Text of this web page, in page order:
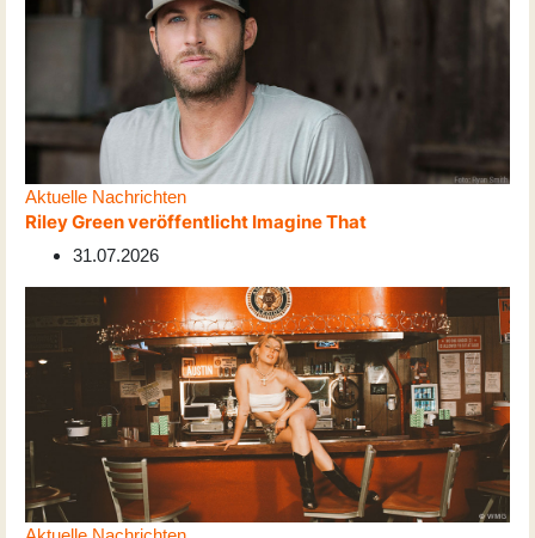
Aktuelle Nachrichten
Riley Green veröffentlicht Imagine That
31.07.2026